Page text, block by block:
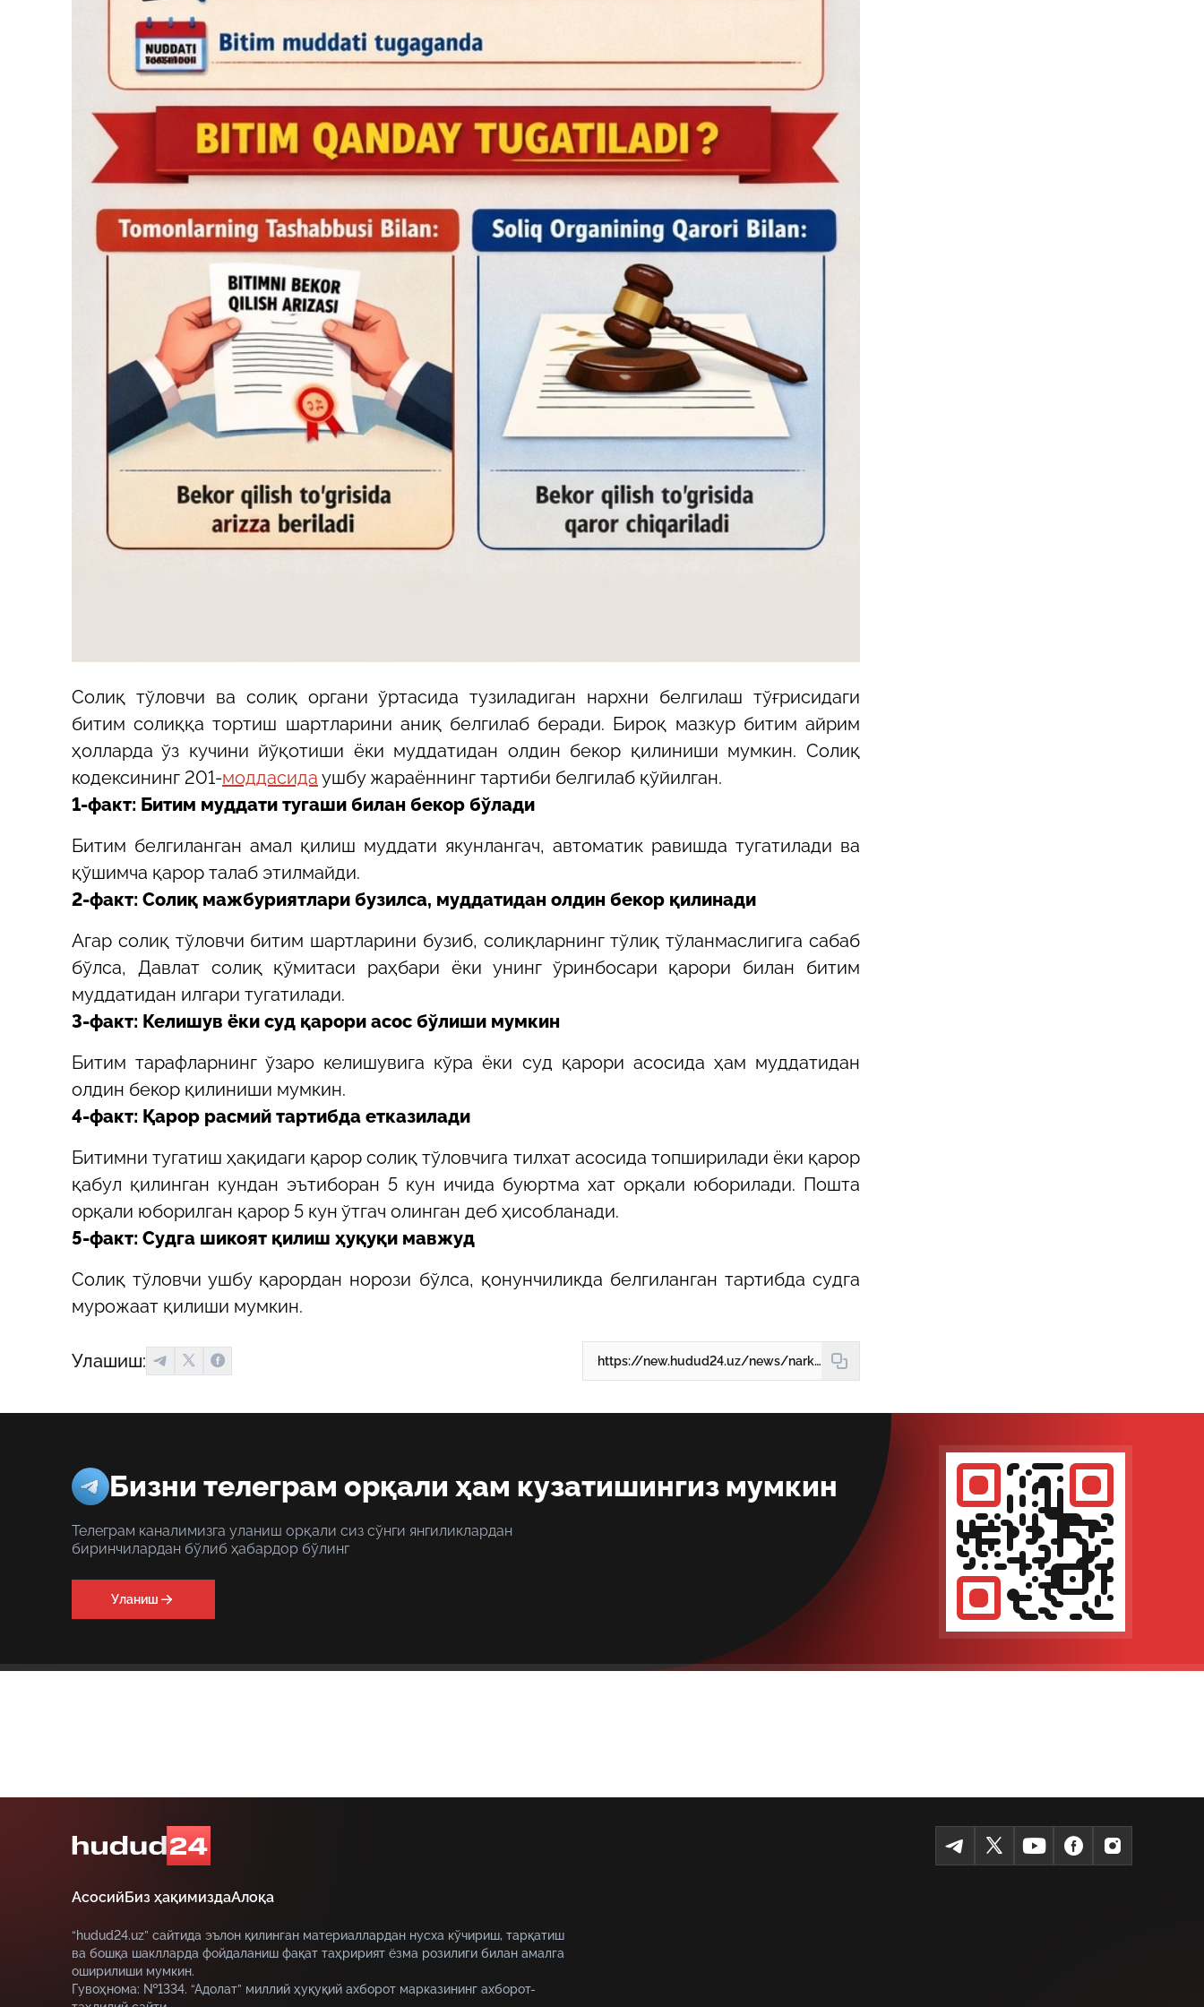
Солиқ тўловчи ва солиқ органи ўртасида тузиладиган нархни белгилаш тўғрисидаги
битим солиққа тортиш шартларини аниқ белгилаб беради. Бироқ мазкур битим айрим
ҳолларда ўз кучини йўқотиши ёки муддатидан олдин бекор қилиниши мумкин. Солиқ
кодексининг 201-моддасида ушбу жараённинг тартиби белгилаб қўйилган.
1-факт: Битим муддати тугаши билан бекор бўлади
Битим белгиланган амал қилиш муддати якунлангач, автоматик равишда тугатилади ва
қўшимча қарор талаб этилмайди.
2-факт: Солиқ мажбуриятлари бузилса, муддатидан олдин бекор қилинади
Агар солиқ тўловчи битим шартларини бузиб, солиқларнинг тўлиқ тўланмаслигига сабаб
бўлса, Давлат солиқ қўмитаси раҳбари ёки унинг ўринбосари қарори билан битим
муддатидан илгари тугатилади.
3-факт: Келишув ёки суд қарори асос бўлиши мумкин
Битим тарафларнинг ўзаро келишувига кўра ёки суд қарори асосида ҳам муддатидан
олдин бекор қилиниши мумкин.
4-факт: Қарор расмий тартибда етказилади
Битимни тугатиш ҳақидаги қарор солиқ тўловчига тилхат асосида топширилади ёки қарор
қабул қилинган кундан эътиборан 5 кун ичида буюртма хат орқали юборилади. Пошта
орқали юборилган қарор 5 кун ўтгач олинган деб ҳисобланади.
5-факт: Судга шикоят қилиш ҳуқуқи мавжуд
Солиқ тўловчи ушбу қарордан норози бўлса, қонунчиликда белгиланган тартибда судга
мурожаат қилиши мумкин.
Улашиш: https://new.hudud24.uz/news/narkhni-belgilash-tugrisidagi-bitim-kachon-va-kandai-tugatiladi
Бизни телеграм орқали ҳам кузатишингиз мумкин
Телеграм каналимизга уланиш орқали сиз сўнги янгиликлардан
биринчилардан бўлиб ҳабардор бўлинг
Уланиш
АсосийБиз ҳақимиздаАлоқа
“hudud24.uz” сайтида эълон қилинган материаллардан нусха кўчириш, тарқатиш
ва бошқа шаклларда фойдаланиш фақат таҳририят ёзма розилиги билан амалга
оширилиши мумкин.
Гувоҳнома: №1334. “Адолат” миллий ҳуқуқий ахборот марказининг ахборот-